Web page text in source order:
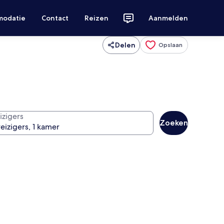
Contact Reizen Aanmelden
Delen Opslaan
Zoeken